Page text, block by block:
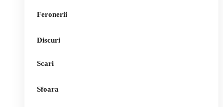
Feronerii
Discuri
Scari
Sfoara